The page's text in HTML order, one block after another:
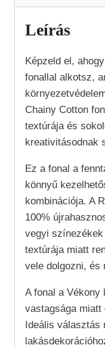
Leírás
Képzeld el,
fonallal alkotsz,
Chainy Cotton
textúrája és
kreativitásodnak
Ez a fonal a
könnyű
kombinációja. A
100%
vegyi
textúrája miatt
vele dolgozni, és
A fonal a Vékony
vastagsága miatt
Ideális választás